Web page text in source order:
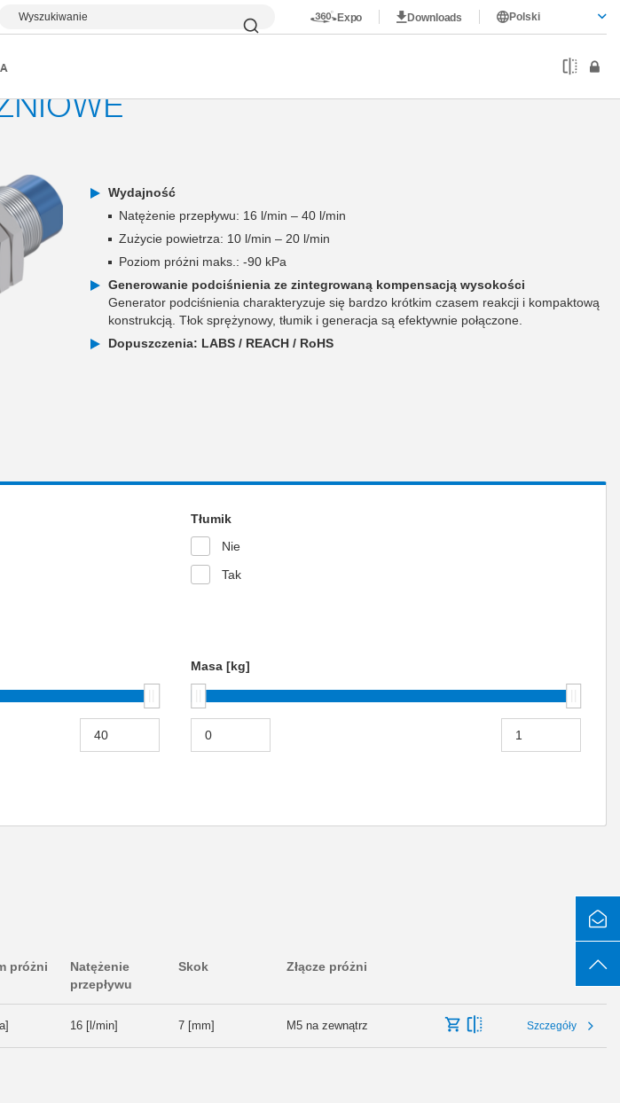
Wyszukiwanie Expo Downloads Polski
Seria ZCS
Wydajność
Natężenie przepływu: 16 l/min – 40 l/min
Zużycie powietrza: 10 l/min – 20 l/min
Poziom próżni maks.: -90 kPa
Generowanie podciśnienia ze zintegrowaną kompensacją wysokości
Generator podciśnienia charakteryzuje się bardzo krótkim czasem reakcji i kompaktową
konstrukcją. Tłok sprężynowy, tłumik i generacja są efektywnie połączone.
Dopuszczenia: LABS / REACH / RoHS
Tłumik
Nie
Tak
Masa [kg]
próżni
Natężenie
przepływu
Skok Złącze próżni
16 [l/min] 7 [mm] M5 na zewnątrz Szczegóły